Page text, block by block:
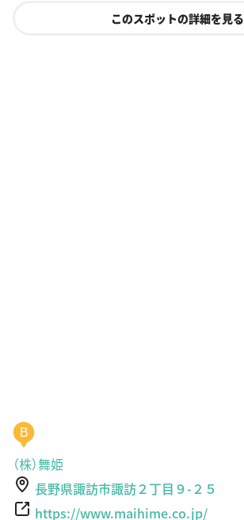
このスポットの詳細を見る
B
（株）舞姫
長野県諏訪市諏訪２丁目９-２５
https://www.maihime.co.jp/